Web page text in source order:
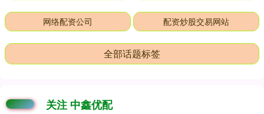
网络配资公司 配资炒股交易网站
全部话题标签
关注 中鑫优配